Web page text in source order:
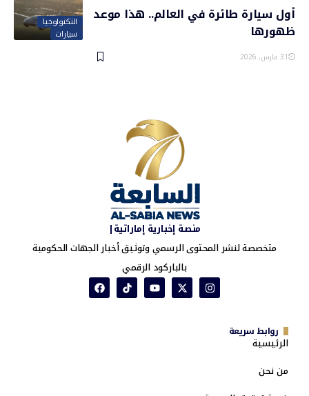
التكنولوجيا
سيارات
أول سيارة طائرة في العالم.. هذا موعد
ظهورها
31 مارس، 2026
منصة إخبارية إماراتية|
متخصصة لنشر المحتوى الرسمي وتوثيق أخبار الجهات الحكومية
بالباركود الرقمي
روابط سريعة
الرئيسية
من نحن